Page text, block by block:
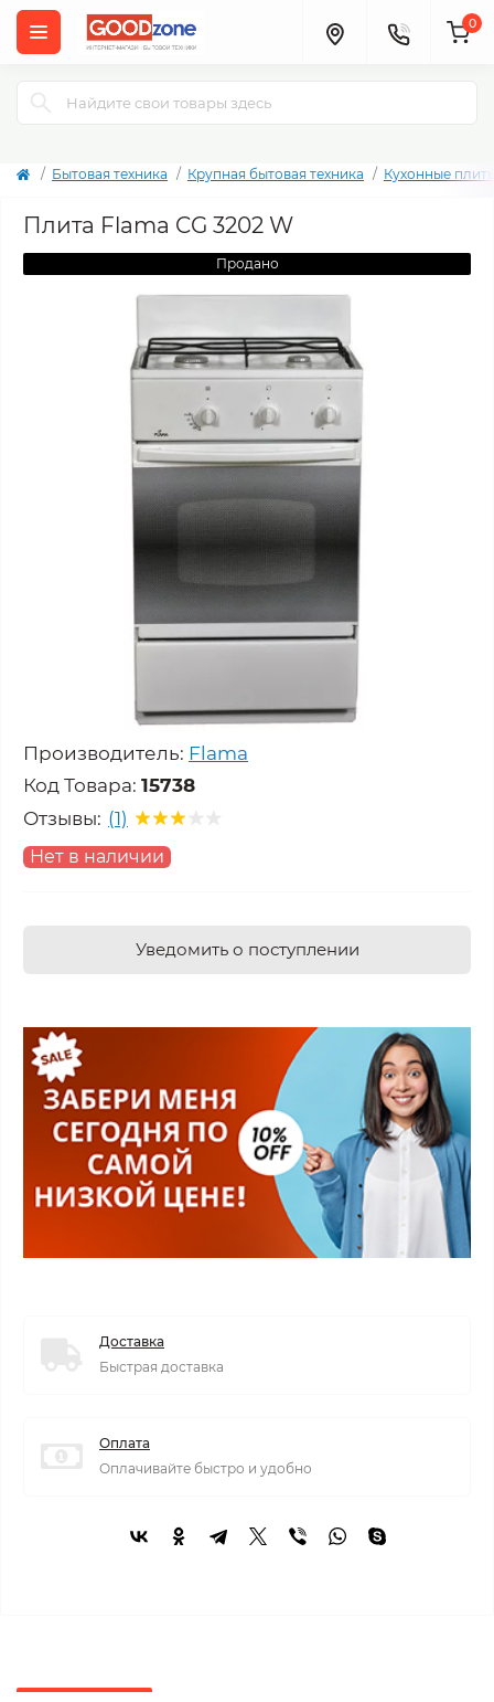
0
Бытовая техника Крупная бытовая техника Кухонные
Плита Flama CG 3202 W
Продано
Производитель: Flama
Код Товара: 15738
Отзывы: (1)
Нет в наличии
Уведомить о поступлении
Доставка
Быстрая доставка
Оплата
Оплачивайте быстро и удобно